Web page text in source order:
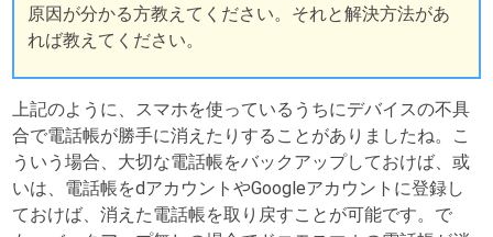
原因が分かる方教えてください。それと解決方法があ
れば教えてください。
上記のように、スマホを使っているうちにデバイスの不具
合で電話帳が勝手に消えたりすることがありましたね。こ
ういう場合、大切な電話帳をバックアップしておけば、或
いは、電話帳をdアカウントやGoogleアカウントに登録し
ておけば、消えた電話帳を取り戻すことが可能です。で